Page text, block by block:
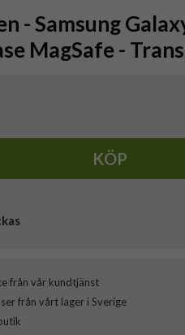
- Samsung
MagSafe -
KÖP
från vår kundtjänst
från vårt lager i Sverige